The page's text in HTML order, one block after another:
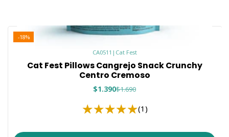
-18%
CA0511 | Cat Fest
Cat Fest Pillows Cangrejo Snack Crunchy
Centro Cremoso
$1.390$1.690
(1)